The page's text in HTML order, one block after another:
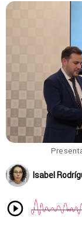
Isabel